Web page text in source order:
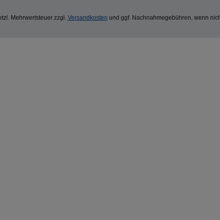
Mehrwertsteuer zzgl. Versandkosten und ggf. Nachnahmegebühren, wenn